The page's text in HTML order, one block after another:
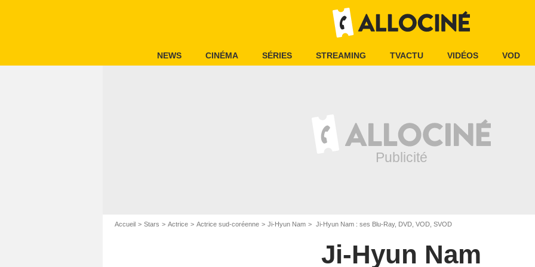
NEWS CINÉMA SÉRIES STREAMING TVACTU VIDÉOS VOD
Accueil Stars Actrice Actrice sud-coréenne Ji-Hyun Nam Ji-Hyun Nam : ses Blu-Ray, DVD, VOD, SVOD
Ji-Hyun Nam